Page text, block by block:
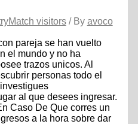
visitors/ By avoco
pareja se han vuelto
el mundo y no ha
trazos unicos. Al
personas todo el
al que desees ingresar.
Caso De Que corres un
a la hora sobre dar